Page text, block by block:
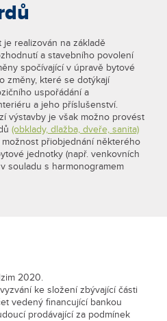
realizován na základě
a stavebního povolení
spočívající v úpravě bytové
změny, které se dotýkají
uspořádání a
a jeho příslušenství.
výstavby je však možno provést
(obklady, dlažba, dveře, sanita)
přiobjednání některého
jednotky (např. venkovních
souladu s harmonogramem
2020.
ke složení zbývající části
vedený financující bankou
prodávající za podmínek